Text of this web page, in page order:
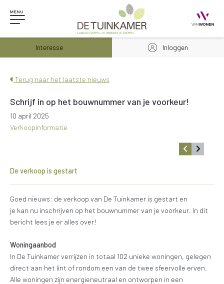
Interesse Inloggen
Terug naar het laatste nieuws
Schrijf in op het bouwnummer van je voorkeur!
10 april 2025
Verkoopinformatie
De verkoop is gestart
Goed nieuws: de verkoop van De Tuinkamer is gestart en
je kan nu inschrijven op het bouwnummer van je voorkeur. In dit
bericht lees je er alles over!
Woningaanbod
In De Tuinkamer verrijzen in totaal 102 unieke woningen, gelegen
direct aan het lint of rondom een van de twee sfeervolle erven.
Alle woningen zijn energieneutraal en ontworpen in een